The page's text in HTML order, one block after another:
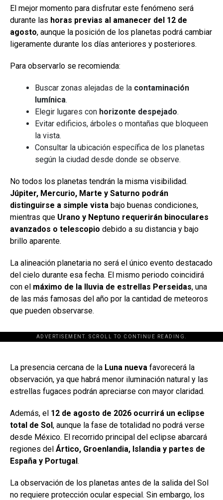
El mejor momento para disfrutar este fenómeno será
durante las horas previas al amanecer del 12 de
agosto, aunque la posición de los planetas podrá cambiar
ligeramente durante los días anteriores y posteriores.
Para observarlo se recomienda:
Buscar zonas alejadas de la contaminación
lumínica.
Elegir lugares con horizonte despejado.
Evitar edificios, árboles o montañas que bloqueen
la vista.
Consultar la ubicación específica de los planetas
según la ciudad desde donde se observe.
No todos los planetas tendrán la misma visibilidad.
Júpiter, Mercurio, Marte y Saturno podrán
distinguirse a simple vista bajo buenas condiciones,
mientras que Urano y Neptuno requerirán binoculares
avanzados o telescopio debido a su distancia y bajo
brillo aparente.
La alineación planetaria no será el único evento destacado
del cielo durante esa fecha. El mismo periodo coincidirá
con el máximo de la lluvia de estrellas Perseidas, una
de las más famosas del año por la cantidad de meteoros
que pueden observarse.
ADVERTISEMENT. SCROLL TO CONTINUE READING.
[adsforwp id="243463"]
La presencia cercana de la Luna nueva favorecerá la
observación, ya que habrá menor iluminación natural y las
estrellas fugaces podrán apreciarse con mayor claridad.
Además, el 12 de agosto de 2026 ocurrirá un eclipse
total de Sol, aunque la fase de totalidad no podrá verse
desde México. El recorrido principal del eclipse abarcará
regiones del Ártico, Groenlandia, Islandia y partes de
España y Portugal.
La observación de los planetas antes de la salida del Sol
no requiere protección ocular especial. Sin embargo, los